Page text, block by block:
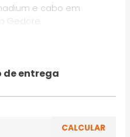
e cabo em
Gedore
e cromado
e mecânica leve,
difícil acesso
de entrega